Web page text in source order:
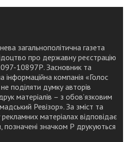
загальнополітична газета
про державну реєстрацію
10897Р. Засновник та
компанія «Голос
поділяти думку авторів
матеріалів – з обов’язковим
Ревізор». За зміст та
рекламних матеріалах відповідає
значком Р друкуються